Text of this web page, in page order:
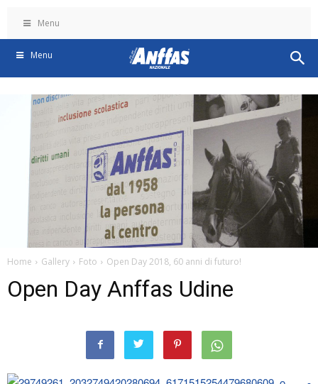
Menu
Menu
Home Gallery Foto Open Day 2018, 60 anni di futuro!
Open Day Anffas Udine